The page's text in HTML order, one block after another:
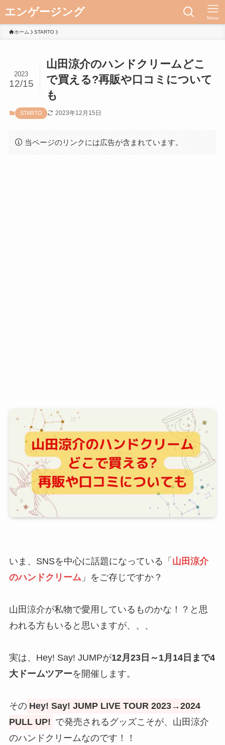
エンゲージング Menu
ホーム STARTO
山田涼介のハンドクリームどこ
で買える?再販や口コミについて
も
2023
12/15
STARTO 2023年12月15日
当ページのリンクには広告が含まれています。
いま、SNSを中心に話題になっている「 山田涼介
のハンドクリーム」をご存じですか？
山田涼介が私物で愛用しているものかな！？と思
われる方もいると思いますが、、、
実は、Hey! Say! JUMPが12月23日～1月14日まで4
大ドームツアーを開催します。
その Hey! Say! JUMP LIVE TOUR 2023→2024
PULL UP! で発売されるグッズこそが、山田涼介
のハンドクリームなのです！！